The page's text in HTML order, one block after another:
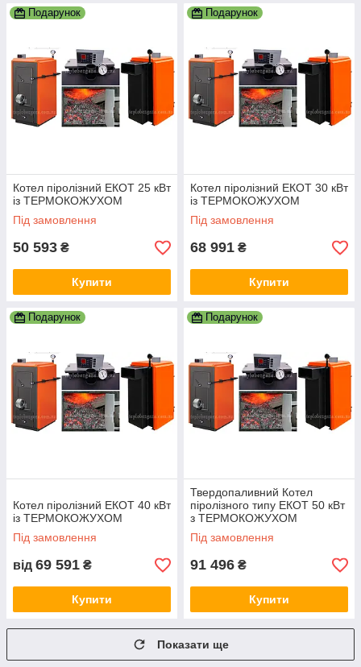
Подарунок
Котел піролізний ЕКОТ 25 кВт
із ТЕРМОКОЖУХОМ
Під замовлення
50 593 ₴
Купити
Подарунок
Котел піролізний ЕКОТ 30 кВт
із ТЕРМОКОЖУХОМ
Під замовлення
68 991 ₴
Купити
Подарунок
Котел піролізний ЕКОТ 40 кВт
із ТЕРМОКОЖУХОМ
Під замовлення
від 69 591 ₴
Купити
Подарунок
Твердопаливний Котел
піролізного типу ЕКОТ 50 кВт
з ТЕРМОКОЖУХОМ
Під замовлення
91 496 ₴
Купити
Показати ще